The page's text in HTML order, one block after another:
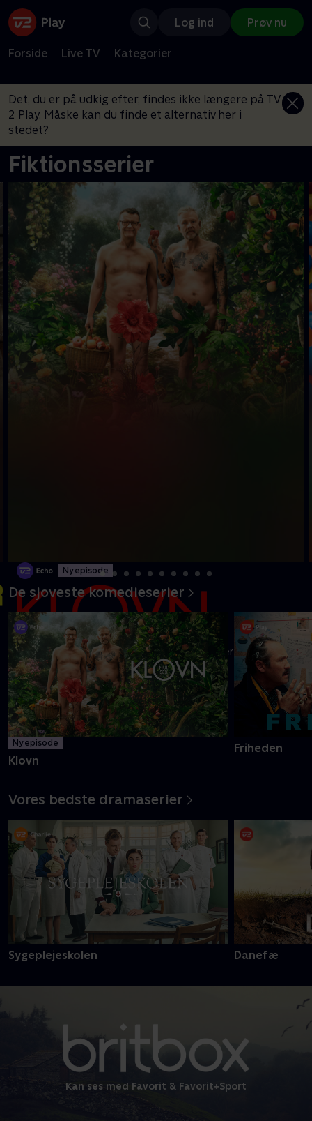
Log ind Prøv nu
Forside Live TV Kategorier
Det, du er på udkig efter, findes ikke længere på TV
2 Play. Måske kan du finde et alternativ her i
stedet?
Fiktionsserier
Ny episode
Danmarks pinligste makkerpar Frank og Casper navigerer livet
med tvivlsom succes
Mere info
De sjoveste komedieserier
Ny episode
Klovn
Friheden
Vores bedste dramaserier
Sygeplejeskolen Danefæ
Kan ses med Favorit & Favorit+Sport